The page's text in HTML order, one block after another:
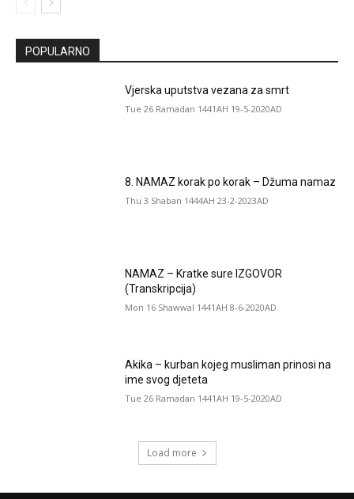
POPULARNO
Vjerska uputstva vezana za smrt
Tue 26 Ramadan 1441AH 19-5-2020AD
8. NAMAZ korak po korak – Džuma namaz
Thu 3 Shaban 1444AH 23-2-2023AD
NAMAZ – Kratke sure IZGOVOR
(Transkripcija)
Mon 16 Shawwal 1441AH 8-6-2020AD
Akika – kurban kojeg musliman prinosi na
ime svog djeteta
Tue 26 Ramadan 1441AH 19-5-2020AD
Load more